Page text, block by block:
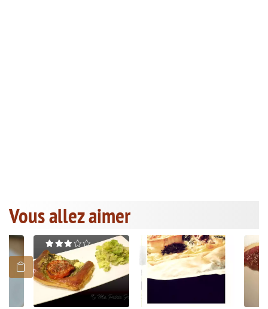
Vous allez aimer